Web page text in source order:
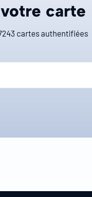
carte
cartes authentifiées